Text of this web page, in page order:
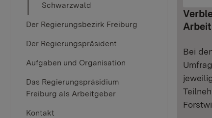
Schwarzwald
Der Regierungsbezirk Freiburg
Der Regierungspräsident
Aufgaben und Organisation
Das Regierungspräsidium
Freiburg als Arbeitgeber
Kontakt
Bei